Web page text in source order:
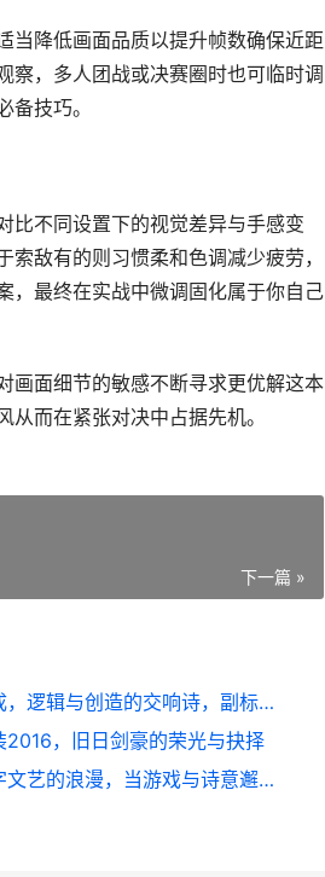
当降低画面品质以提升帧数确保近距
察，多人团战或决赛圈时也可临时调
技巧。
比不同设置下的视觉差异与手感变
敌有的则习惯柔和色调减少疲劳，
，最终在实战中微调固化属于你自己
画面细节的敏感不断寻求更优解这本
而在紧张对决中占据先机。
下一篇 »
我的世界红石合成，逻辑与创造的交响诗，副标题，方块世界里的电子灵魂
2016，旧日剑豪的荣光与抉择
王者荣耀战队名字文艺的浪漫，当游戏与诗意邂逅